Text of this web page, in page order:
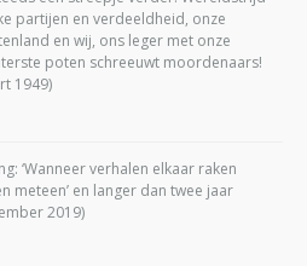
partijen en verdeeldheid, onze
en wij, ons leger met onze
poten schreeuwt moordenaars!
1949)
‘Wanneer verhalen elkaar raken
meteen’ en langer dan twee jaar
2019)